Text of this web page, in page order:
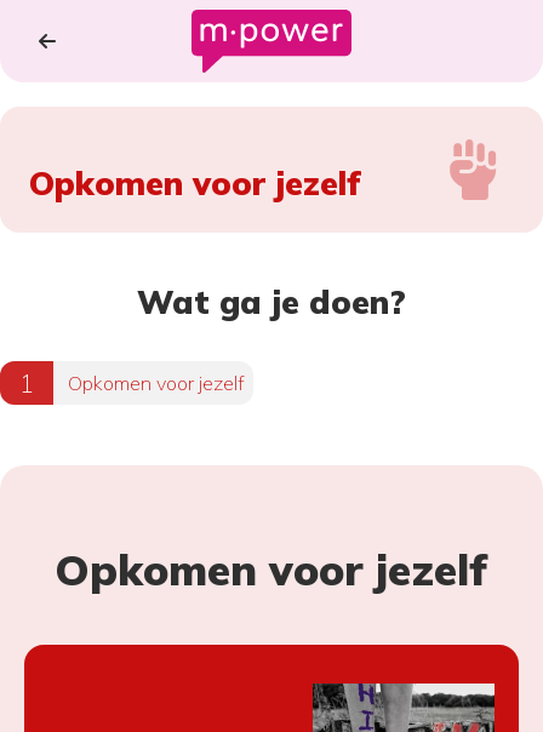
Opkomen voor jezelf
Wat ga je doen?
Opkomen voor jezelf
Opkomen voor jezelf